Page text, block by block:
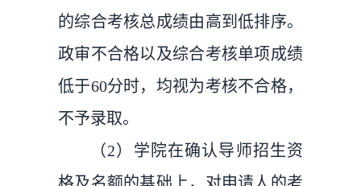
的综合考核总成绩由高到低排序。
政审不合格以及综合考核单项成绩
低于60分时，均视为考核不合格，
不予录取。
（2）学院在确认导师招生资